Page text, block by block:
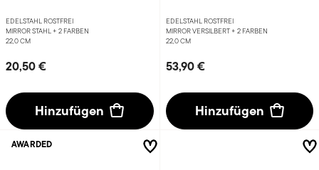
EDELSTAHL ROSTFREI
MIRROR STAHL + 2 FARBEN
22,0 CM
20,50 €
Hinzufügen
EDELSTAHL ROSTFREI
MIRROR VERSILBERT + 2 FARBEN
22,0 CM
53,90 €
Hinzufügen
AWARDED